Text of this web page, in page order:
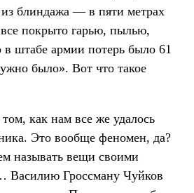
блиндажа — в пяти метрах
покрыто гарью, пылью,
штабе армии потерь было 61
было». Вот что такое
как нам все же удалось
Это вообще феномен, да?
называть вещи своими
Василию Гроссману Чуйков